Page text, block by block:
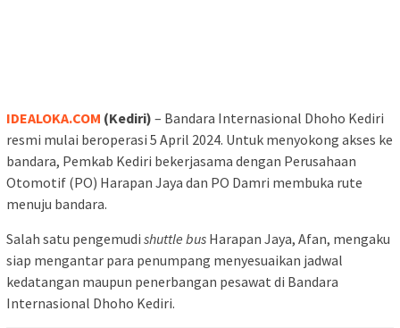
IDEALOKA.COM (Kediri) – Bandara Internasional Dhoho Kediri
resmi mulai beroperasi 5 April 2024. Untuk menyokong akses ke
bandara, Pemkab Kediri bekerjasama dengan Perusahaan
Otomotif (PO) Harapan Jaya dan PO Damri membuka rute
menuju bandara.
Salah satu pengemudi shuttle bus Harapan Jaya, Afan, mengaku
siap mengantar para penumpang menyesuaikan jadwal
kedatangan maupun penerbangan pesawat di Bandara
Internasional Dhoho Kediri.